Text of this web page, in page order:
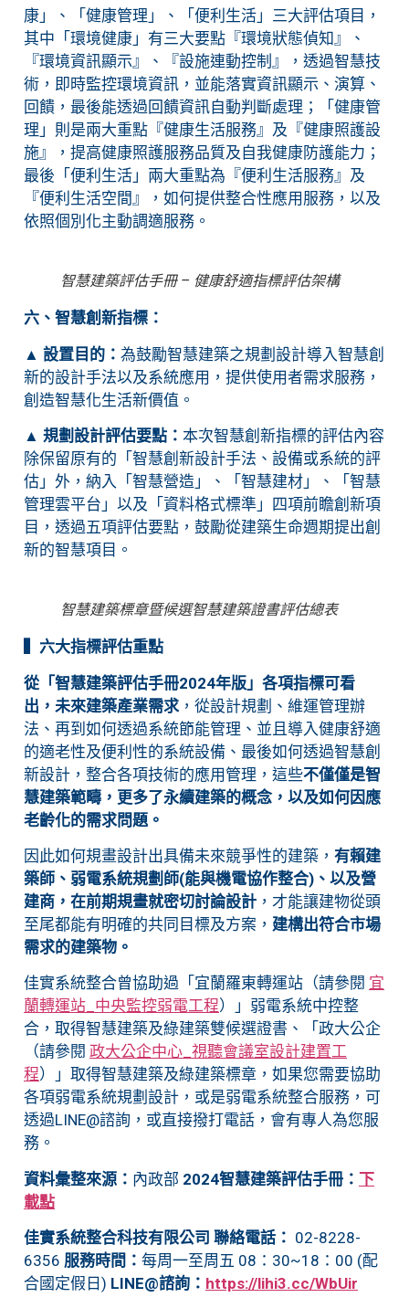
康」、「健康管理」、「便利生活」三大評估項目，
其中「環境健康」有三大要點『環境狀態偵知』、
『環境資訊顯示』、『設施連動控制』，透過智慧技
術，即時監控環境資訊，並能落實資訊顯示、演算、
回饋，最後能透過回饋資訊自動判斷處理；「健康管
理」則是兩大重點『健康生活服務』及『健康照護設
施』，提高健康照護服務品質及自我健康防護能力；
最後「便利生活」兩大重點為『便利生活服務』及
『便利生活空間』，如何提供整合性應用服務，以及
依照個別化主動調適服務。
智慧建築評估手冊 – 健康舒適指標評估架構
六、智慧創新指標：
▲ 設置目的： 為鼓勵智慧建築之規劃設計導入智慧創
新的設計手法以及系統應用，提供使用者需求服務，
創造智慧化生活新價值。
▲ 規劃設計評估要點： 本次智慧創新指標的評估內容
除保留原有的「智慧創新設計手法、設備或系統的評
估」外，納入「智慧營造」、「智慧建材」、「智慧
管理雲平台」以及「資料格式標準」四項前瞻創新項
目，透過五項評估要點，鼓勵從建築生命週期提出創
新的智慧項目。
智慧建築標章暨候選智慧建築證書評估總表
▍六大指標評估重點
從「智慧建築評估手冊2024年版」各項指標可看
出，未來建築產業需求 ，從設計規劃、維運管理辦
法、再到如何透過系統節能管理、並且導入健康舒適
的適老性及便利性的系統設備、最後如何透過智慧創
新設計，整合各項技術的應用管理，這些不僅僅是智
慧建築範疇，更多了永續建築的概念，以及如何因應
老齡化的需求問題。
因此如何規畫設計出具備未來競爭性的建築， 有賴建
築師、弱電系統規劃師(能與機電協作整合)、以及營
建商，在前期規畫就密切討論設計 ，才能讓建物從頭
至尾都能有明確的共同目標及方案， 建構出符合市場
需求的建築物。
佳實系統整合曾協助過「宜蘭羅東轉運站（請參閱 宜
蘭轉運站_中央監控弱電工程）」弱電系統中控整
合，取得智慧建築及綠建築雙候選證書、「政大公企
（請參閱 政大公企中心_視聽會議室設計建置工
程）」取得智慧建築及綠建築標章，如果您需要協助
各項弱電系統規劃設計，或是弱電系統整合服務，可
透過LINE@諮詢，或直接撥打電話，會有專人為您服
務。
資料彙整來源： 內政部 2024智慧建築評估手冊： 下
載點
佳實系統整合科技有限公司 聯絡電話： 02-8228-
6356 服務時間： 每周一至周五 08：30~18：00 (配
合國定假日) LINE@諮詢： https://lihi3.cc/WbUir